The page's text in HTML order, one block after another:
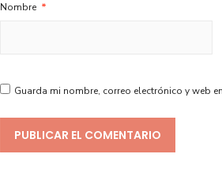
Nombre *
Guarda mi nombre, correo electrónico y web